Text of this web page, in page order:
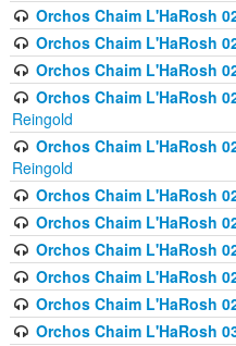
Orchos Chaim L'HaRosh
Orchos Chaim L'HaRosh
Orchos Chaim L'HaRosh
Orchos Chaim L'HaRosh
Reingold
Orchos Chaim L'HaRosh
Reingold
Orchos Chaim L'HaRosh
Orchos Chaim L'HaRosh
Orchos Chaim L'HaRosh
Orchos Chaim L'HaRosh
Orchos Chaim L'HaRosh
Orchos Chaim L'HaRosh